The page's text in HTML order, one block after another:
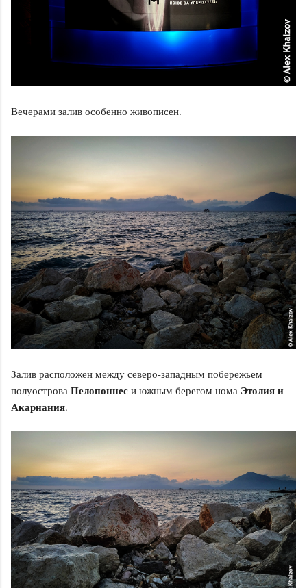
Вечерами залив особенно живописен.
Залив расположен между северо-западным побережьем
полуострова Пелопоннес и южным берегом нома Этолия и
Акарнания.